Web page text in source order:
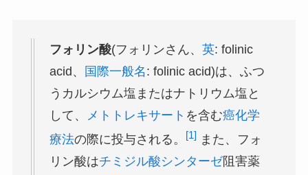
フォリン酸(フォリンさん、 英: folinic
acid、
国際一般名 : folinic acid)は、ふつ
うカルシウム塩またはナトリウム塩と
して、
メトトレキサート を含む癌化学
療法の際に投与される。 [1] また、フォ
リン酸はチミジル酸シンターゼ阻害薬